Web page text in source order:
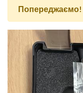
Попереджаємо!